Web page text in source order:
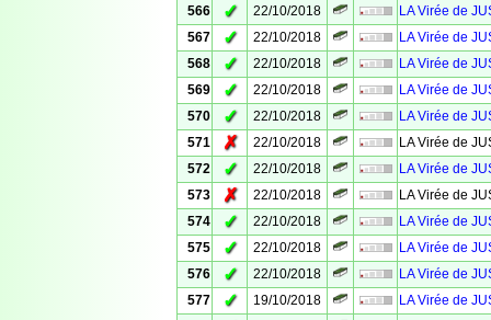
566
✓ 22/10/2018
LA Virée de
567
✓ 22/10/2018
LA Virée de
568
✓ 22/10/2018
LA Virée de
569
✓ 22/10/2018
LA Virée de
570
✓ 22/10/2018
LA Virée de
571
✗ 22/10/2018
LA Virée de
572
✓ 22/10/2018
LA Virée de
573
✗ 22/10/2018
LA Virée de
574
✓ 22/10/2018
LA Virée de
575
✓ 22/10/2018
LA Virée de
576
✓ 22/10/2018
LA Virée de
577
✓ 19/10/2018
LA Virée de